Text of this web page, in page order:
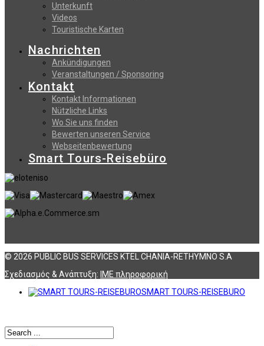
Unterkunft
Videos
Touristische Karten
Nachrichten
Ankündigungen
Veranstaltungen / Sponsoring
Kontakt
Kontakt Informationen
Nützliche Links
Wo Sie uns finden
Bewerten unseren Service
Webseitenbewertung
Smart Tours-Reisebüro
© 2026 PUBLIC BUS SERVICES KTEL CHANIA-RETHYMNO S.A
Σχεδιασμός & Ανάπτυξη: ΙΜΕ πληροφορική
SMART TOURS-REISEBURO